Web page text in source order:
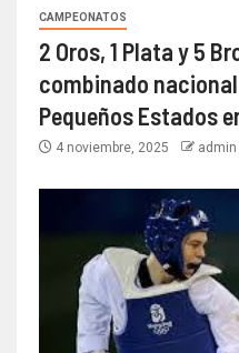
CAMPEONATOS
2 Oros, 1 Plata y 5
combinado
Pequeños Estados
4 noviembre, 2025 admin